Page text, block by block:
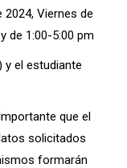
2024, Viernes de
de 1:00-5:00 pm
y el estudiante
que el
solicitados
formarán